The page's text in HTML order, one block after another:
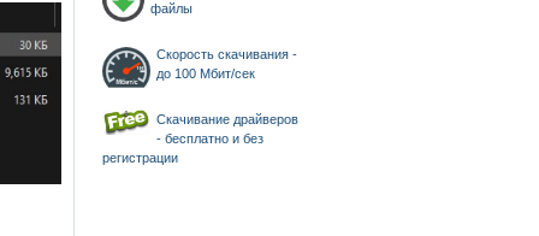
файлы
Скорость скачивания -
до 100 Мбит/сек
Скачивание драйверов
- бесплатно и без
регистрации